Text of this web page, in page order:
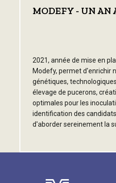
MODEFY - UN AN
2021, année de mise en
Modefy, permet d'enrichir
génétiques,
élevage de pucerons,
optimales pour les
identification des
d'aborder sereinement la